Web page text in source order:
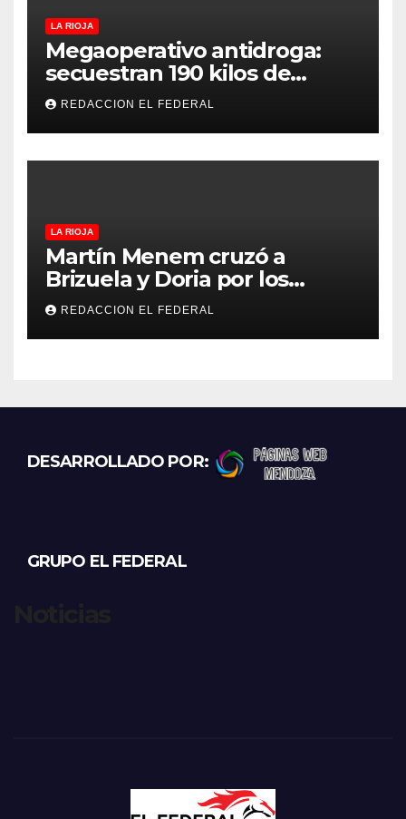
LA RIOJA
Megaoperativo antidroga:
secuestran 190 kilos de
marihuana que tenían como
destino La Rioja y Catamarca
REDACCION EL FEDERAL
LA RIOJA
Martín Menem cruzó a
Brizuela y Doria por los
incendios en Guanchín:
“Miente descaradamente”
REDACCION EL FEDERAL
DESARROLLADO POR:
GRUPO EL FEDERAL